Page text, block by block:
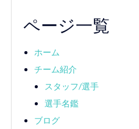
ページ一覧
ホーム
チーム紹介
スタッフ/選手
選手名鑑
ブログ